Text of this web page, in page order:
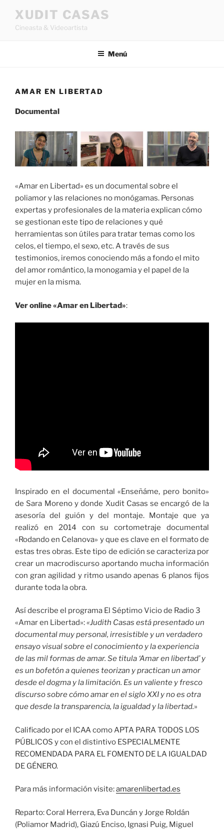
contenido
XUDIT CASAS
Cineasta & Videoartista
Menú
AMAR EN LIBERTAD
Documental
«Amar en Libertad» es un documental sobre el
poliamor y las relaciones no monógamas. Personas
expertas y profesionales de la materia explican cómo
se gestionan este tipo de relaciones y qué
herramientas son útiles para tratar temas como los
celos, el tiempo, el sexo, etc. A través de sus
testimonios, iremos conociendo más a fondo el mito
del amor romántico, la monogamia y el papel de la
mujer en la misma.
Ver online «Amar en Libertad»:
Inspirado en el documental «Enseñáme, pero bonito»
de Sara Moreno y donde Xudit Casas se encargó de la
asesoría del guión y del montaje. Montaje que ya
realizó en 2014 con su cortometraje documental
«Rodando en Celanova» y que es clave en el formato de
estas tres obras. Este tipo de edición se caracteriza por
crear un macrodiscurso aportando mucha información
con gran agilidad y ritmo usando apenas 6 planos fijos
durante toda la obra.
Así describe el programa El Séptimo Vicio de Radio 3
«Amar en Libertad»:«Judith Casas está presentado un
documental muy personal, irresistible y un verdadero
ensayo visual sobre el conocimiento y la experiencia
de las mil formas de amar. Se titula ‘Amar en libertad’ y
es un bofetón a quienes teorizan y practican un amor
desde el dogma y la limitación. Es un valiente y fresco
discurso sobre cómo amar en el siglo XXI y no es otra
que desde la transparencia, la igualdad y la libertad.»
Calificado por el ICAA como APTA PARA TODOS LOS
PÚBLICOS y con el distintivo ESPECIALMENTE
RECOMENDADA PARA EL FOMENTO DE LA IGUALDAD
DE GÉNERO.
Para más información visite:amarenlibertad.es
Reparto: Coral Herrera, Eva Duncán y Jorge Roldán
(Poliamor Madrid), Giazú Enciso, Ignasi Puig, Miguel